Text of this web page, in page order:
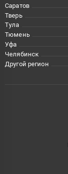
Саратов
Тверь
Тула
Тюмень
Уфа
Челябинск
Другой регион